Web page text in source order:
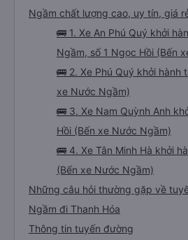
Ngầm chất lượng cao, uy tín, giá
🚌 1. Xe An Phú Quý khởi
Ngầm, số 1 Ngọc Hồi (Bến
🚌 2. Xe Phú Quý khởi hành
xe Nước Ngầm)
🚌 3. Xe Nam Quỳnh Anh
Hồi (Bến xe Nước Ngầm)
🚌 4. Xe Tân Minh Hà khởi
(Bến xe Nước Ngầm)
Những câu hỏi thường gặp về
Ngầm đi Thanh Hóa
Thông tin tuyến đường